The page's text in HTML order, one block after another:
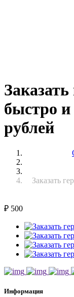
быстро и
рублей
Заказать
₽ 500
Информация